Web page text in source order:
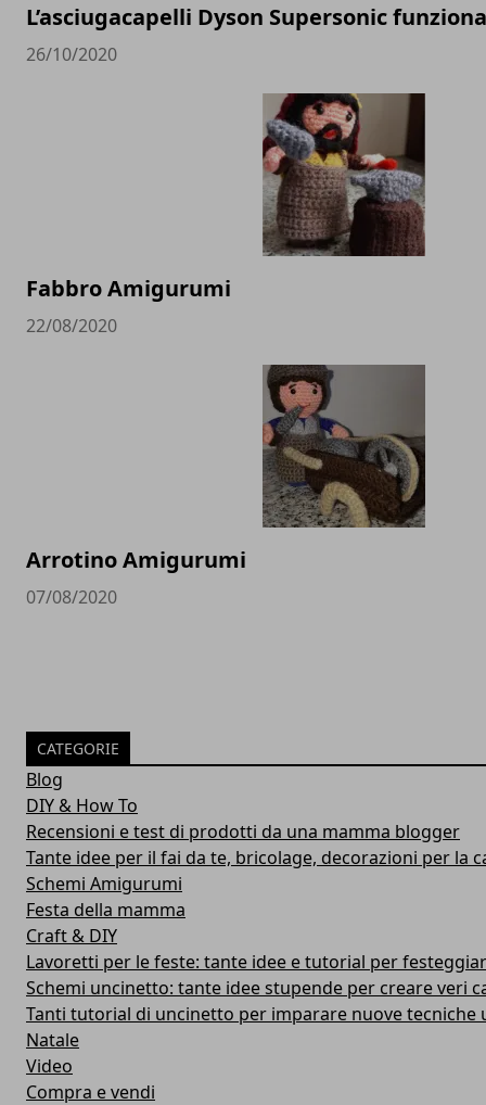
L’asciugacapelli Dyson Supersonic
26/10/2020
Fabbro Amigurumi
22/08/2020
Arrotino Amigurumi
07/08/2020
CATEGORIE
Blog
DIY & How To
Recensioni e test di prodotti da una mamma blogger
Tante idee per il fai da te, bricolage, decorazioni per la
Schemi Amigurumi
Festa della mamma
Craft & DIY
Lavoretti per le feste: tante idee e tutorial per
Schemi uncinetto: tante idee stupende per creare veri
Tanti tutorial di uncinetto per imparare nuove tecniche
Natale
Video
Compra e vendi